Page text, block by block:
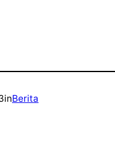
inBerita